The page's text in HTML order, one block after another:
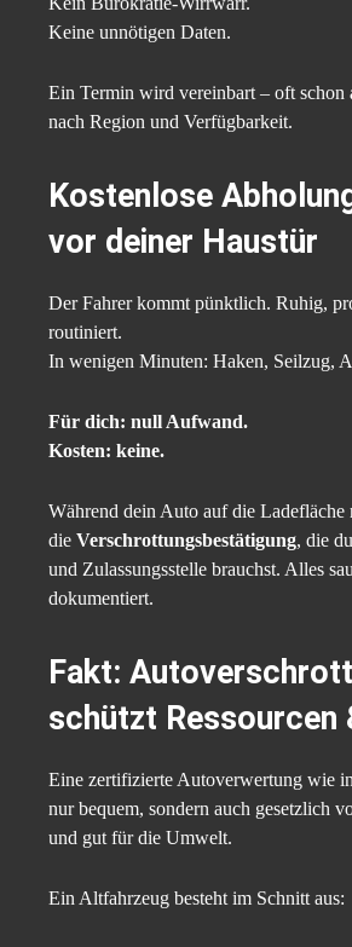
Keine unnötigen Daten.
Ein Termin wird vereinbart – oft schon
nach Region und Verfügbarkeit.
Kostenlose
vor deiner Haustür
Der Fahrer kommt pünktlich. Ruhig,
routiniert.
In wenigen Minuten: Haken, Seilzug,
Für dich: null Aufwand.
Kosten: keine.
Während dein Auto auf die Ladefläche
die Verschrottungsbestätigung, die
und Zulassungsstelle brauchst. Alles
dokumentiert.
Fakt:
schützt Ressourcen
Eine zertifizierte Autoverwertung wie
nur bequem, sondern auch gesetzlich
und gut für die Umwelt.
Ein Altfahrzeug besteht im Schnitt aus: